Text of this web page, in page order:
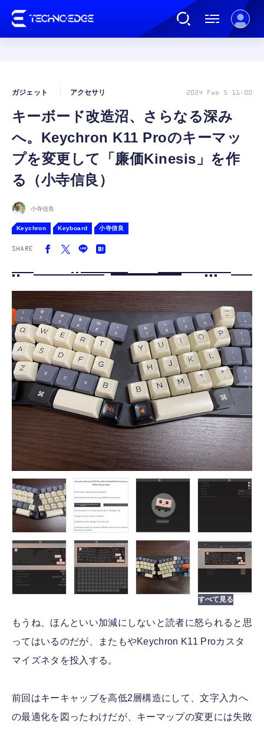
AI
ガジェット
カルチャー
FOLLOW US
キーボード改造沼、さらなる深み
へ。Keychron K11 Proのキーマッ
プを変更して「廉価Kinesis」を作
る（小寺信良）
ガジェット アクセサリ 2024 Feb 5 11:00
小寺信良
Keychron Keyboard 小寺信良
SHARE
もうね、ほんといい加減にしないと読者に怒られると思
ってはいるのだが、またもやKeychron K11 Proカスタ
マイズネタを投入する。
前回はキーキャップを高低2層構造にして、文字入力へ
の最適化を図ったわけだが、キーマップの変更には失敗